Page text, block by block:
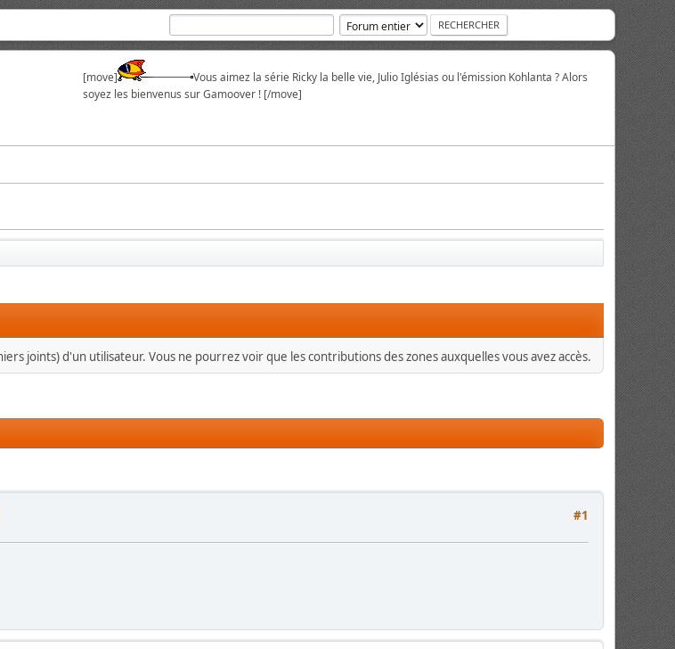
[move]
Vous aimez la série Ricky la belle vie, Julio Iglésias ou l'émission Kohlanta ? Alors
soyez les bienvenus sur Gamoover ! [/move]
joints) d'un utilisateur. Vous ne pourrez voir que les contributions des zones auxquelles vous avez accès.
#1